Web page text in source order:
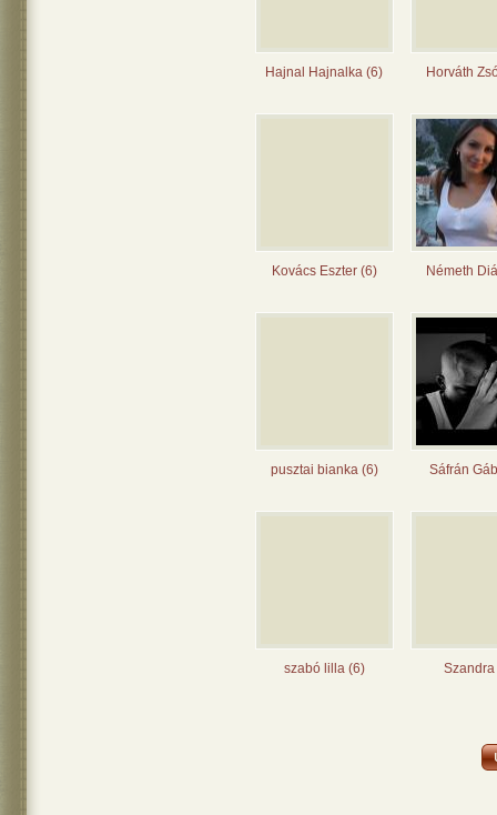
Hajnal Hajnalka (6) Horváth
Kovács Eszter (6) Németh
pusztai bianka (6) Sáfrán
szabó lilla (6)